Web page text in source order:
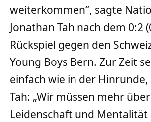
weiterkommen“, sagte
Jonathan Tah nach dem 0:2
Rückspiel gegen den
Young Boys Bern. Zur Zeit
einfach wie in der
Tah: „Wir müssen mehr
Leidenschaft und Mentalität